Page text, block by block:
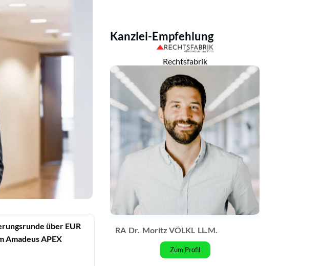
über EUR
Amadeus APEX
Kanzlei-Empfehlung
Rechtsfabrik
RA Dr. Moritz VÖLKL LL.M.
Zum Profil